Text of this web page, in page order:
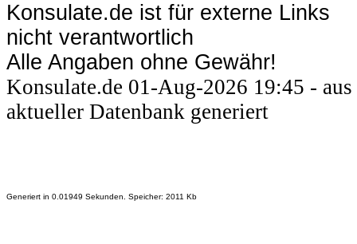
Konsulate.de ist für externe Links
nicht verantwortlich
Alle Angaben ohne Gewähr!
Konsulate.de 01-Aug-2026 19:45 - aus
aktueller Datenbank generiert
Generiert in 0.01949 Sekunden. Speicher: 2011 Kb